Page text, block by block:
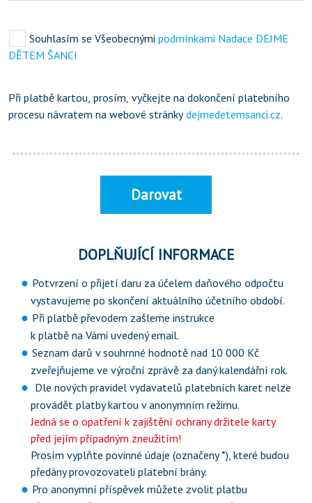
Souhlasím se Všeobecnými podmínkami Nadace DEJME
DĚTEM ŠANCI
Při platbě kartou, prosím, vyčkejte na dokončení platebního
procesu návratem na webové stránkydejmedetemsanci.cz.
Darovat
DOPLŇUJÍCÍ INFORMACE
Potvrzení o přijetí daru za účelem daňového odpočtu
vystavujeme po skončení aktuálního účetního období.
Při platbě převodem zašleme instrukce
k platbě na Vámi uvedený email.
Seznam darů v souhrnné hodnotě nad 10 000 Kč
zveřejňujeme ve výroční zprávě za daný kalendářní rok.
Dle nových pravidel vydavatelů platebních karet nelze
provádět platby kartou v anonymním režimu.
Jedná se o opatření k zajištění ochrany držitele karty
před jejím případným zneužitím!
Prosím vyplňte povinné údaje (označeny *), které budou
předány provozovateli platební brány.
Pro anonymní příspěvek můžete zvolit platbu